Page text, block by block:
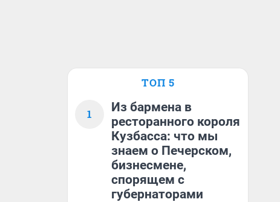
ТОП 5
1
Из бармена в
ресторанного короля
Кузбасса: что мы
знаем о Печерском,
бизнесмене,
спорящем с
губернаторами